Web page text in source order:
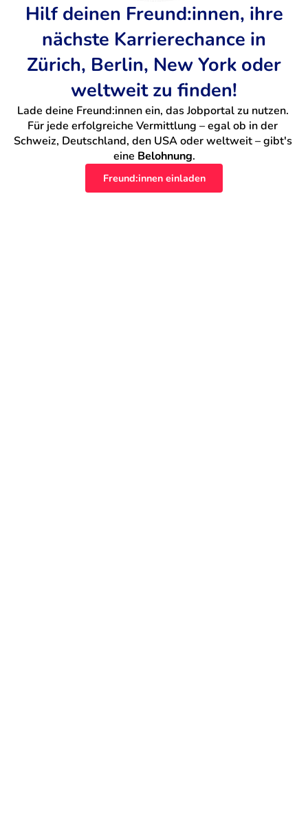
Hilf deinen Freund:innen, ihre
nächste Karrierechance in
Zürich, Berlin, New York oder
weltweit zu finden!
Lade deine Freund:innen ein, das Jobportal zu nutzen.
Für jede erfolgreiche Vermittlung – egal ob in der
Schweiz, Deutschland, den USA oder weltweit – gibt's
eine Belohnung.
Freund:innen einladen